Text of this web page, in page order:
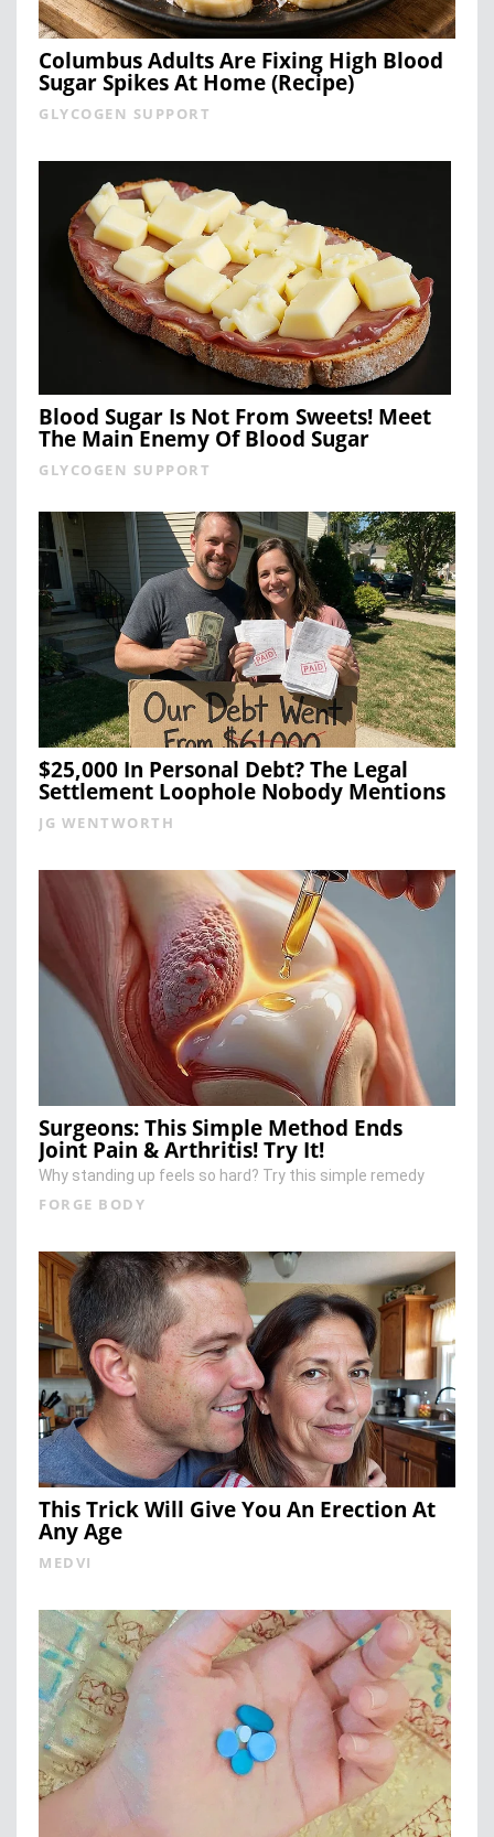
Columbus Adults Are Fixing High Blood
Sugar Spikes At Home (Recipe)
GLYCOGEN SUPPORT
Blood Sugar Is Not From Sweets! Meet
The Main Enemy Of Blood Sugar
GLYCOGEN SUPPORT
$25,000 In Personal Debt? The Legal
Settlement Loophole Nobody Mentions
JG WENTWORTH
Surgeons: This Simple Method Ends
Joint Pain & Arthritis! Try It!
Why standing up feels so hard? Try this simple remedy
FORGE BODY
This Trick Will Give You An Erection At
Any Age
MEDVI